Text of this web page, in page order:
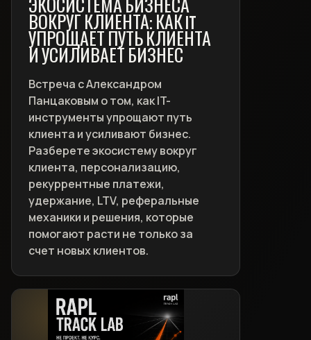
ЭКОСИСТЕМА БИЗНЕСА
ВОКРУГ КЛИЕНТА: КАК IT
УПРОЩАЕТ ПУТЬ КЛИЕНТА
И УСИЛИВАЕТ БИЗНЕС
Встреча с Александром
Панцаковым о том, как IT-
инструменты упрощают путь
клиента и усиливают бизнес.
Разберете экосистему вокруг
клиента, персонализацию,
рекуррентные платежи,
удержание, LTV, реферальные
механики и решения, которые
помогают расти не только за
счет новых клиентов.